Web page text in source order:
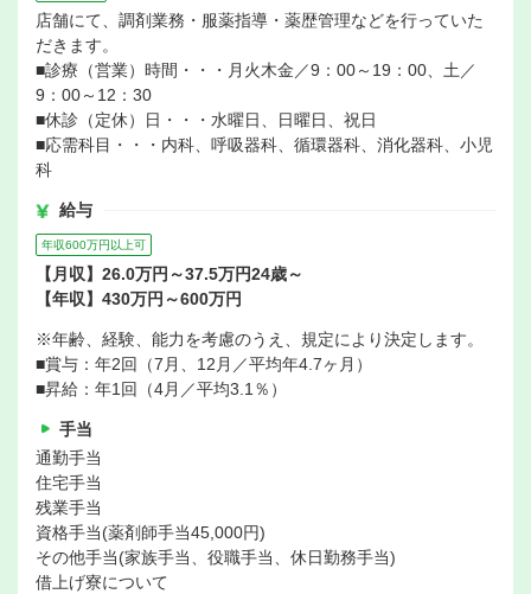
店舗にて、調剤業務・服薬指導・薬歴管理などを行っていた
だきます。
■診療（営業）時間・・・月火木金／9：00～19：00、土／
9：00～12：30
■休診（定休）日・・・水曜日、日曜日、祝日
■応需科目・・・内科、呼吸器科、循環器科、消化器科、小児
科
給与
年収600万円以上可
【月収】26.0万円～37.5万円24歳～
【年収】430万円～600万円
※年齢、経験、能力を考慮のうえ、規定により決定します。
■賞与：年2回（7月、12月／平均年4.7ヶ月）
■昇給：年1回（4月／平均3.1％）
手当
通勤手当
住宅手当
残業手当
資格手当(薬剤師手当45,000円)
その他手当(家族手当、役職手当、休日勤務手当)
借上げ寮について